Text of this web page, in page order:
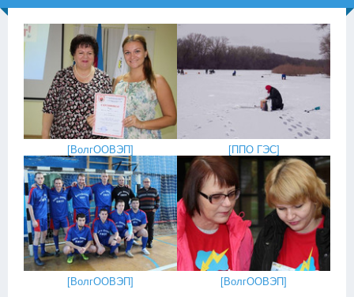
[ВолгООВЭП] [ППО ГЭС]
[ВолгООВЭП] [ВолгООВЭП]